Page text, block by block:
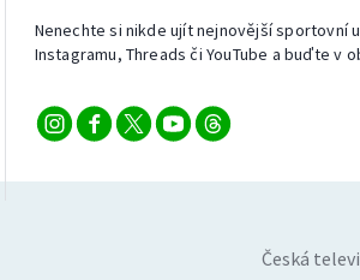
Nenechte si nikde ujít nejnovější sportovní
Instagramu, Threads či YouTube a buďte v
Česká